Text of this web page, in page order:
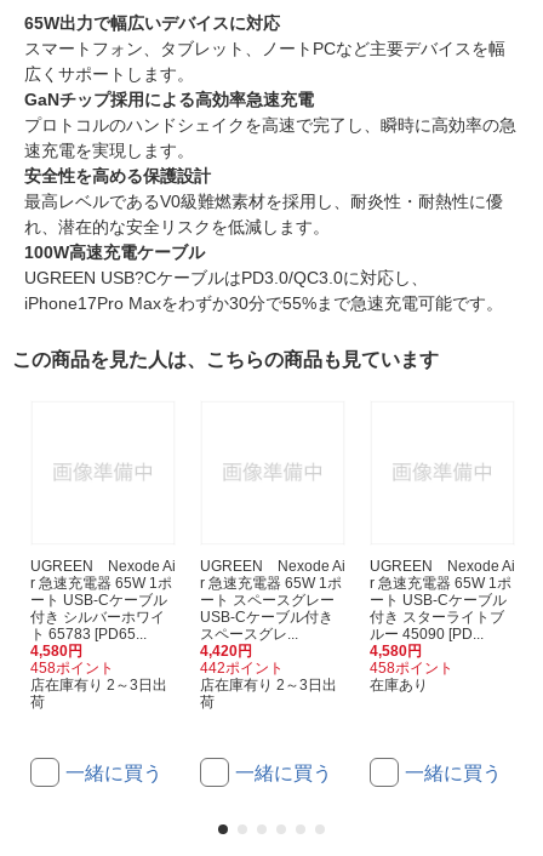
65W出力で幅広いデバイスに対応
スマートフォン、タブレット、ノートPCなど主要デバイスを幅
広くサポートします。
GaNチップ採用による高効率急速充電
プロトコルのハンドシェイクを高速で完了し、瞬時に高効率の急
速充電を実現します。
安全性を高める保護設計
最高レベルであるV0級難燃素材を採用し、耐炎性・耐熱性に優
れ、潜在的な安全リスクを低減します。
100W高速充電ケーブル
UGREEN USB?CケーブルはPD3.0/QC3.0に対応し、
iPhone17Pro Maxをわずか30分で55%まで急速充電可能です。
この商品を見た人は、こちらの商品も見ています
UGREEN Nexode Ai
r 急速充電器 65W 1ポ
ート USB-Cケーブル
付き シルバーホワイ
ト 65783 [PD65...
4,580円
458ポイント
店在庫有り 2～3日出
荷
一緒に買う
UGREEN Nexode Ai
r 急速充電器 65W 1ポ
ート スペースグレー
USB-Cケーブル付き
スペースグレ...
4,420円
442ポイント
店在庫有り 2～3日出
荷
一緒に買う
UGREEN Nexode Ai
r 急速充電器 65W 1ポ
ート USB-Cケーブル
付き スターライトブ
ルー 45090 [PD...
4,580円
458ポイント
在庫あり
一緒に買う